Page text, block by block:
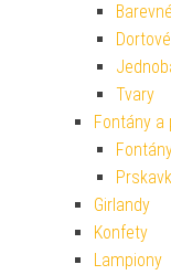
Tvary
Fontány a
Girlandy
Konfety
Lampiony